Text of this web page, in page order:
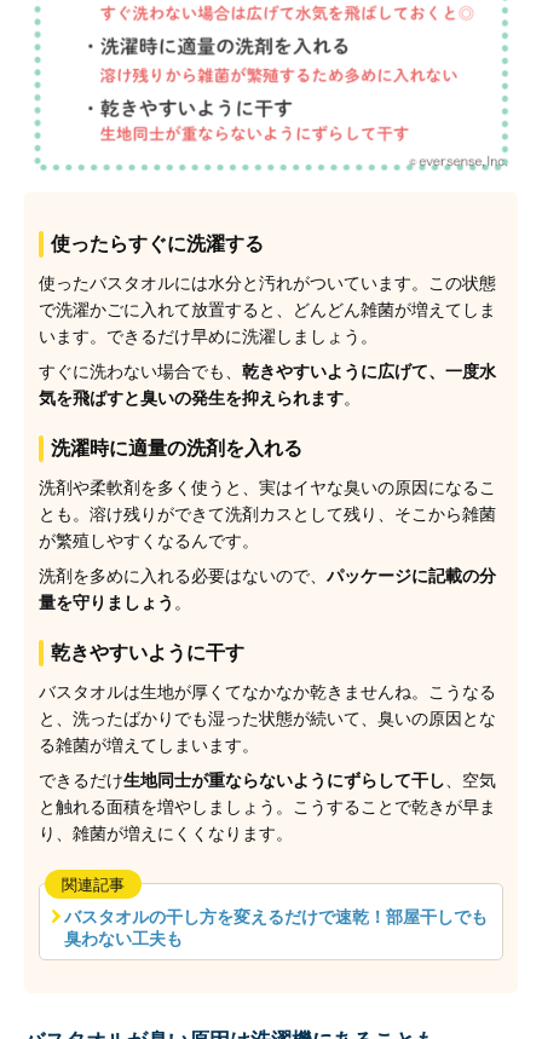
使ったらすぐに洗濯する
使ったバスタオルには水分と汚れがついています。この状態
で洗濯かごに入れて放置すると、どんどん雑菌が増えてしま
います。できるだけ早めに洗濯しましょう。
すぐに洗わない場合でも、 乾きやすいように広げて、一度水
気を飛ばすと臭いの発生を抑えられます。
洗濯時に適量の洗剤を入れる
洗剤や柔軟剤を多く使うと、実はイヤな臭いの原因になるこ
とも。溶け残りができて洗剤カスとして残り、そこから雑菌
が繁殖しやすくなるんです。
洗剤を多めに入れる必要はないので、 パッケージに記載の分
量を守りましょう 。
乾きやすいように干す
バスタオルは生地が厚くてなかなか乾きませんね。こうなる
と、洗ったばかりでも湿った状態が続いて、臭いの原因とな
る雑菌が増えてしまいます。
できるだけ生地同士が重ならないようにずらして干し、空気
と触れる面積を増やしましょう。こうすることで乾きが早ま
り、雑菌が増えにくくなります。
関連記事
バスタオルの干し方を変えるだけで速乾！部屋干しでも
臭わない工夫も